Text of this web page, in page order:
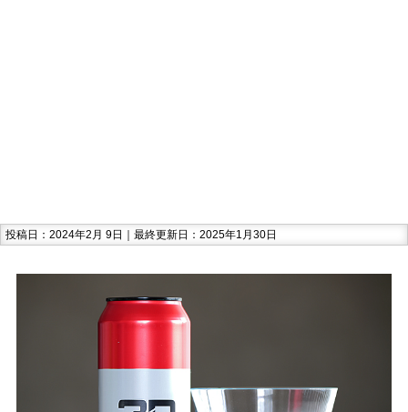
投稿日：2024年2月 9日｜最終更新日：2025年1月30日